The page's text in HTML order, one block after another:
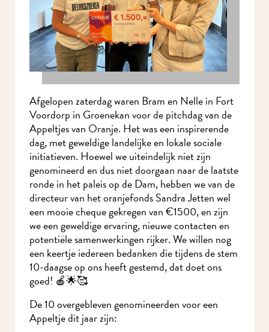
Afgelopen zaterdag waren Bram en Nelle in Fort
Voordorp in Groenekan voor de pitchdag van de
Appeltjes van Oranje. Het was een inspirerende
dag, met geweldige landelijke en lokale sociale
initiatieven. Hoewel we uiteindelijk niet zijn
genomineerd en dus niet doorgaan naar de laatste
ronde in het paleis op de Dam, hebben we van de
directeur van het oranjefonds Sandra Jetten wel
een mooie cheque gekregen van €1500, en zijn
we een geweldige ervaring, nieuwe contacten en
potentiële samenwerkingen rijker. We willen nog
een keertje iedereen bedanken die tijdens de stem
10-daagse op ons heeft gestemd, dat doet ons
goed! 🍎🌟🥰
De 10 overgebleven genomineerden voor een
Appeltje dit jaar zijn: